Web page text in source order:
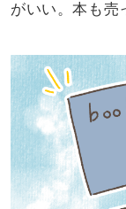
がいい。本も売